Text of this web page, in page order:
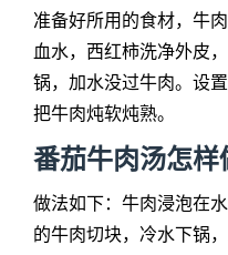
准备好所用的食材，牛
血水，西红柿洗净外皮
锅，加水没过牛肉。设
把牛肉炖软炖熟。
番茄牛肉汤怎样
做法如下：牛肉浸泡在
的牛肉切块，冷水下锅